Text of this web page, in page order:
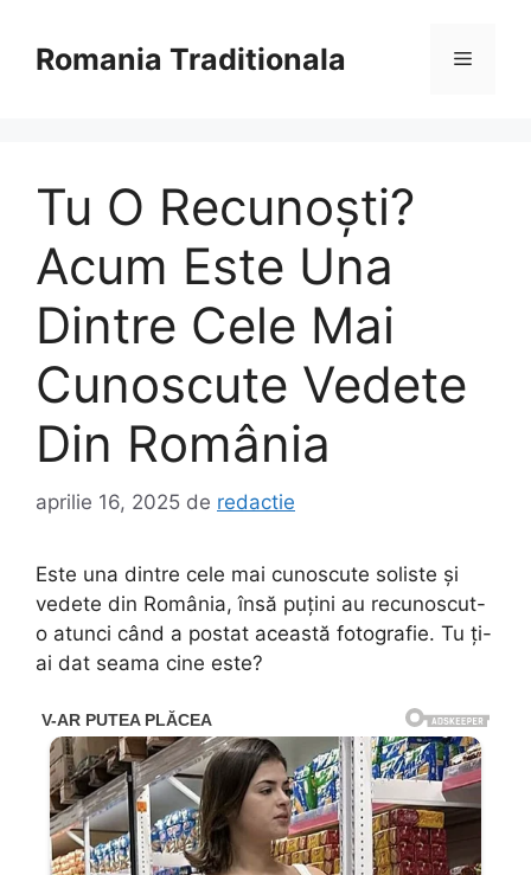
conținutRomania Traditionala Meniu
Tu O Recunoști?
Acum Este Una
Dintre Cele Mai
Cunoscute Vedete
Din România
aprilie 16, 2025 de redactie
Este una dintre cele mai cunoscute soliste și
vedete din România, însă puțini au recunoscut-
o atunci când a postat această fotografie. Tu ți-
ai dat seama cine este?